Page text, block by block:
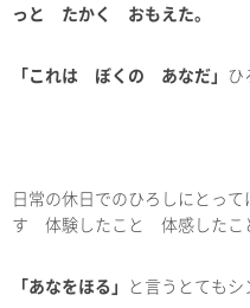
っと たかく おもえた。
「これは ぼくの あなだ」
日常の休日でのひろしにとっ
す 体験したこと 体感したこ
「あなをほる」 と言うとても